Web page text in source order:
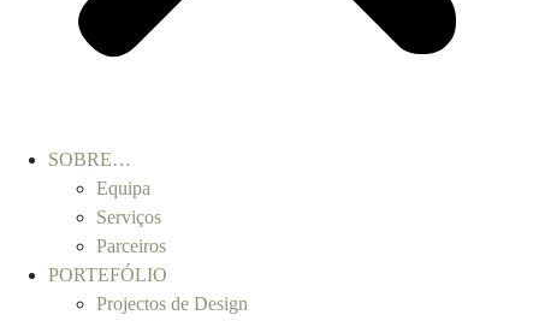
SOBRE…
Equipa
Serviços
Parceiros
PORTEFÓLIO
Projectos de Design